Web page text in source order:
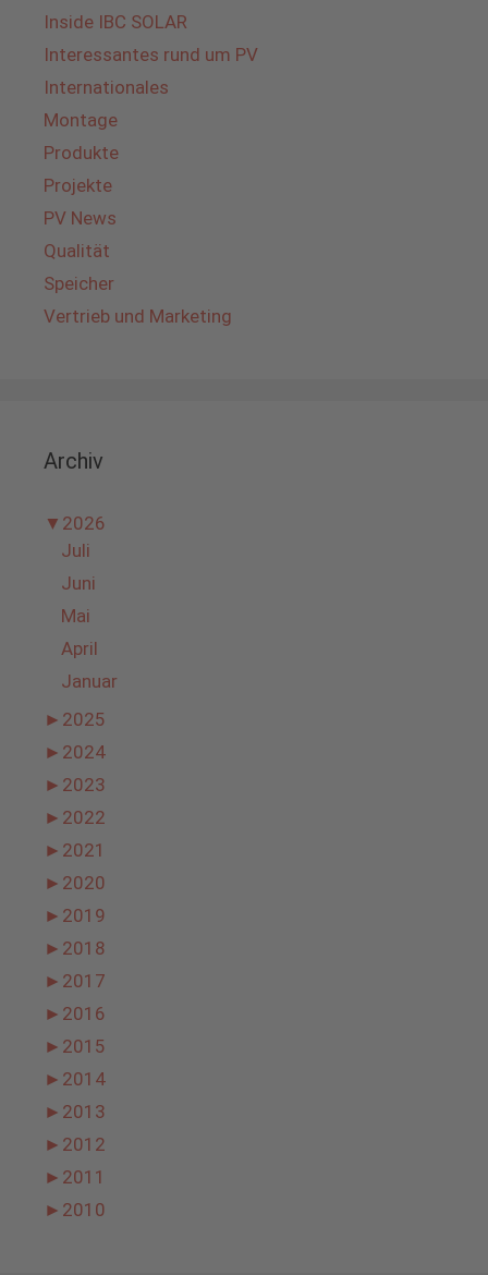
Inside IBC SOLAR
Interessantes rund um PV
Internationales
Montage
Produkte
Projekte
PV News
Qualität
Speicher
Vertrieb und Marketing
Archiv
▼ 2026
Juli
Juni
Mai
April
Januar
► 2025
► 2024
► 2023
► 2022
► 2021
► 2020
► 2019
► 2018
► 2017
► 2016
► 2015
► 2014
► 2013
► 2012
► 2011
► 2010